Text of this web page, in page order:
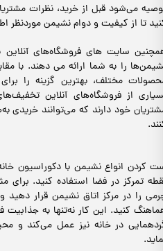
می‌شود قبل از خرید، نظرات
تا از کیفیت و دوام نشیمن موردنظر
سایت های فروشگاه‌های آنلاین
را به شما ارائه می دهند. با
مختلف، بهترین گزینه را
از فروشگاه‌های آنلاین
خود دارند که می‌توانند خریدی
کردن انواع نشیمن با دکوراسیون
تمرکز در فضا استفاده کنید. برای
را در مرکز اتاق نشیمن قرار دهید
کنید. این کار نه‌تنها به جذابیت
در خانه نیز عمل می‌کند و